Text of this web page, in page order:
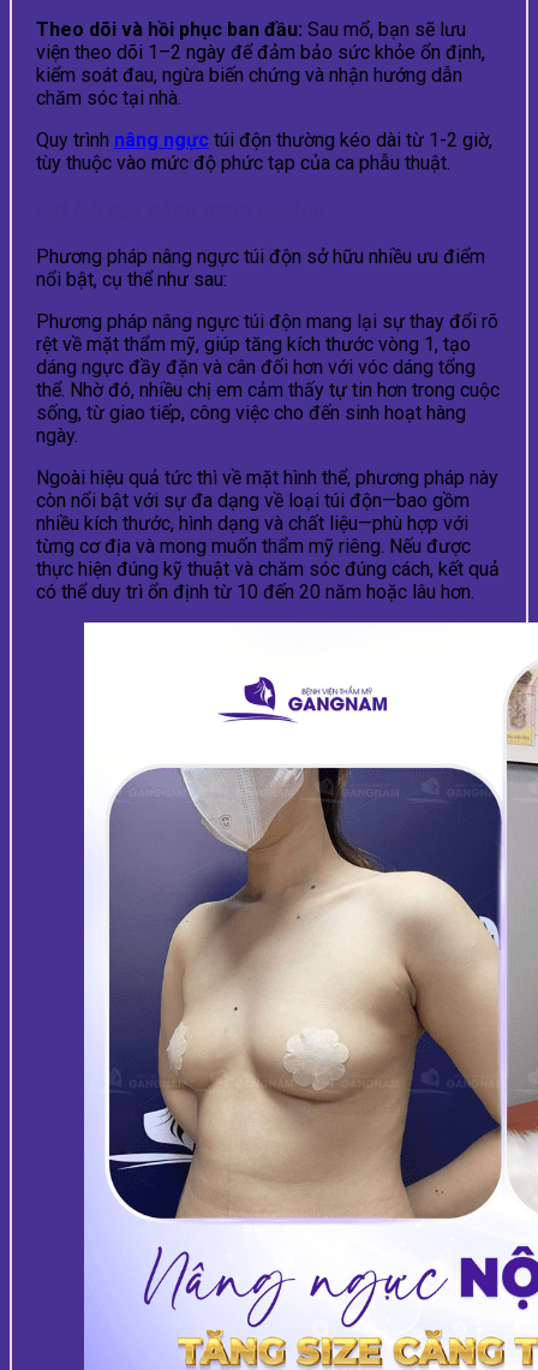
Theo dõi và hồi phục ban đầu: Sau mổ, bạn sẽ lưu
viện theo dõi 1–2 ngày để đảm bảo sức khỏe ổn định,
kiểm soát đau, ngừa biến chứng và nhận hướng dẫn
chăm sóc tại nhà.
Quy trình nâng ngực túi độn thường kéo dài từ 1-2 giờ,
tùy thuộc vào mức độ phức tạp của ca phẫu thuật.
Phương pháp nâng ngực túi độn sở hữu nhiều ưu điểm
nổi bật, cụ thể như sau:
Phương pháp nâng ngực túi độn mang lại sự thay đổi rõ
rệt về mặt thẩm mỹ, giúp tăng kích thước vòng 1, tạo
dáng ngực đầy đặn và cân đối hơn với vóc dáng tổng
thể. Nhờ đó, nhiều chị em cảm thấy tự tin hơn trong cuộc
sống, từ giao tiếp, công việc cho đến sinh hoạt hàng
ngày.
Ngoài hiệu quả tức thì về mặt hình thể, phương pháp này
còn nổi bật với sự đa dạng về loại túi độn—bao gồm
nhiều kích thước, hình dạng và chất liệu—phù hợp với
từng cơ địa và mong muốn thẩm mỹ riêng. Nếu được
thực hiện đúng kỹ thuật và chăm sóc đúng cách, kết quả
có thể duy trì ổn định từ 10 đến 20 năm hoặc lâu hơn.